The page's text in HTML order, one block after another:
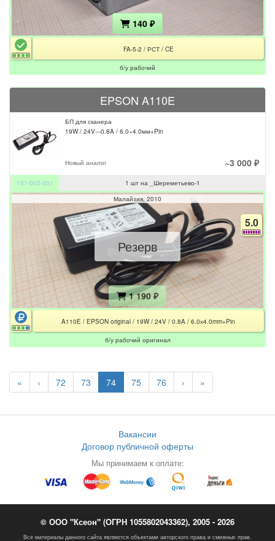
140 ₽
FA-5-2 / РСТ / CE
б/у рабочий
EPSON A110E
БП для сканера
19W / 24V---0.8A / 6.0×4.0мм+Pin
Новый аналог ~3 000 ₽
101-002-001 1 шт на _Шереметьево-1
Резерв
Малайзия 2010
5.0
1 190 ₽
A110E / EPSON original / 19W / 24V / 0.8A / 6.0х4.0mm+Pin
б/у рабочий оригинал
« ‹ 72 73 74 75 76 › »
Вакансии
Договор публичной оферты
Мы принимаем к оплате:
© ООО "Ксеон" (ОГРН 1055802043362), 2005 - 2026
Все материалы данного сайта являются объектами авторского права и смежных прав.